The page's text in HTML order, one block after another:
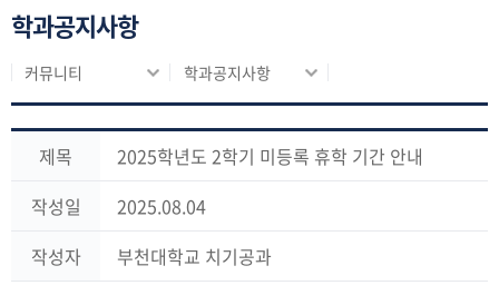
학과공지사항
커뮤니티 학과공지사항
제목
2025학년도 2학기 미등록 휴학 기간 안내
작성일
2025.08.04
작성자
부천대학교 치기공과